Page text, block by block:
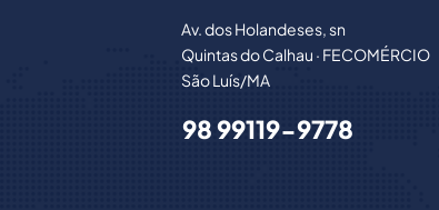
Av. dos Holandeses, sn
Quintas do Calhau · FECOMÉRCIO
São Luís/MA
98 99119-9778